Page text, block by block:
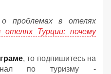
проблемах в отелях
Турции: почему
, то подпишитесь на
по туризму -